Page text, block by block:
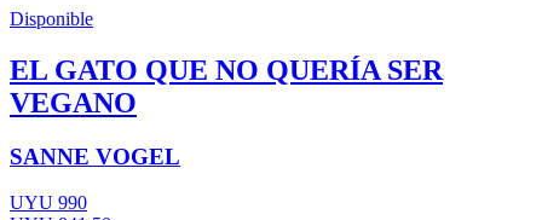
Disponible
EL GATO QUE NO QUERÍA SER
VEGANO
SANNE VOGEL
UYU 990